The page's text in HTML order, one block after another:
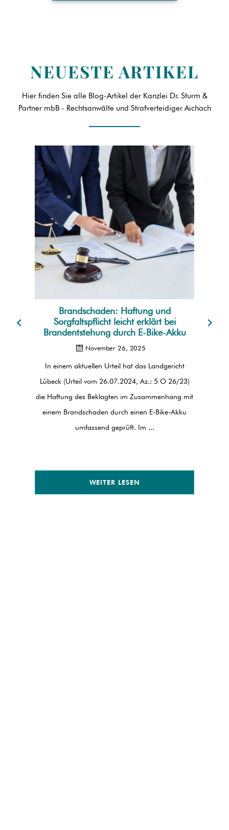
NEUESTE ARTIKEL
Hier finden Sie alle Blog-Artikel der Kanzlei Dr. Sturm &
Partner mbB - Rechtsanwälte und Strafverteidiger Aichach
Brandschaden: Haftung und
Sorgfaltspflicht leicht erklärt bei
Brandentstehung durch E-Bike-Akku
November 26, 2025
In einem aktuellen Urteil hat das Landgericht
Lübeck (Urteil vom 26.07.2024, Az.: 5 O 26/23)
die Haftung des Beklagten im Zusammenhang mit
einem Brandschaden durch einen E-Bike-Akku
umfassend geprüft. Im ...
WEITER LESEN